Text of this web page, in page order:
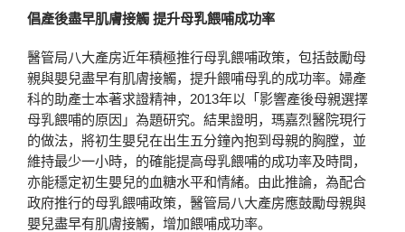
倡產後盡早肌膚接觸 提升母乳餵哺成功率
醫管局八大產房近年積極推行母乳餵哺政策，包括鼓勵母
親與嬰兒盡早有肌膚接觸，提升餵哺母乳的成功率。婦產
科的助產士本著求證精神，2013年以「影響產後母親選擇
母乳餵哺的原因」為題研究。結果證明，瑪嘉烈醫院現行
的做法，將初生嬰兒在出生五分鐘內抱到母親的胸膛，並
維持最少一小時，的確能提高母乳餵哺的成功率及時間，
亦能穩定初生嬰兒的血糖水平和情緒。由此推論，為配合
政府推行的母乳餵哺政策，醫管局八大產房應鼓勵母親與
嬰兒盡早有肌膚接觸，增加餵哺成功率。